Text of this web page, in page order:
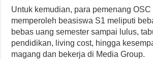
Untuk kemudian, para pemenang OSC
memperoleh beasiswa S1 meliputi
bebas uang semester sampai lulus,
pendidikan, living cost, hingga
magang dan bekerja di Media Group.